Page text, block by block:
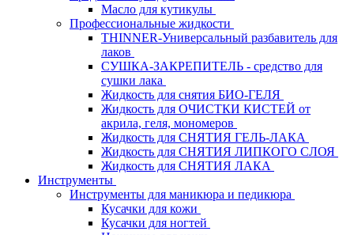
Масло для кутикулы
Профессиональные жидкости
THINNER-Универсальный разбавитель для
лаков
СУШКА-ЗАКРЕПИТЕЛЬ - средство для
сушки лака
Жидкость для снятия БИО-ГЕЛЯ
Жидкость для ОЧИСТКИ КИСТЕЙ от
акрила, геля, мономеров
Жидкость для СНЯТИЯ ГЕЛЬ-ЛАКА
Жидкость для СНЯТИЯ ЛИПКОГО СЛОЯ
Жидкость для СНЯТИЯ ЛАКА
Инструменты
Инструменты для маникюра и педикюра
Кусачки для кожи
Кусачки для ногтей